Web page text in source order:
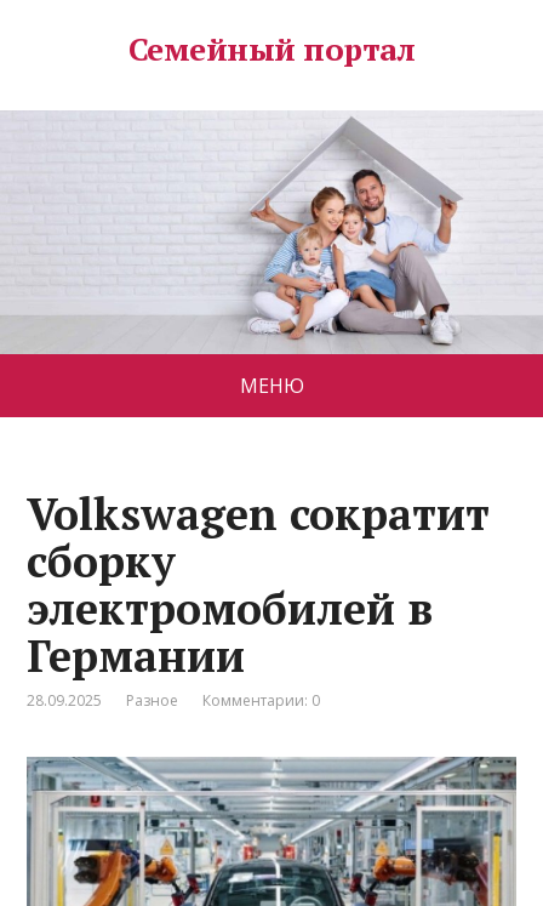
Семейный портал
МЕНЮ
Volkswagen сократит
сборку
электромобилей в
Германии
28.09.2025 Разное Комментарии: 0